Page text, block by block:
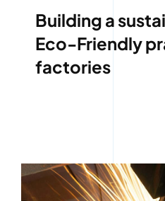
Building a
Eco-Friendly
factories